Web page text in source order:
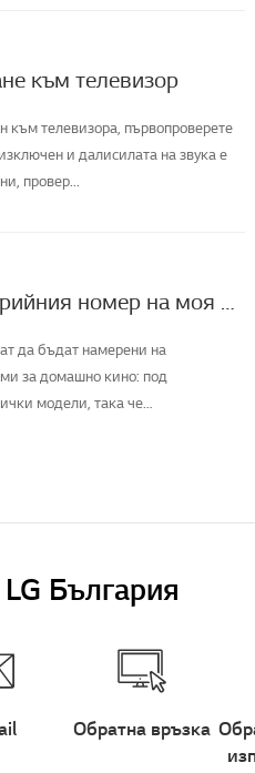
към телевизор
към телевизора, първопроверете
и далисилата на звука е
провер...
[LG Audio] Как да намеря модела и серийния номер на моя LG
да бъдат намерени на
за домашно кино: под
модели, така че
България
Обратна връзка